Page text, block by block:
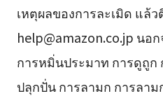
เหตุผลของการละเมิด แล้
help@amazon.co.jp นอ
การหมิ่นประมาท การดูถูก
ปลุกปั่น การลามก การลา